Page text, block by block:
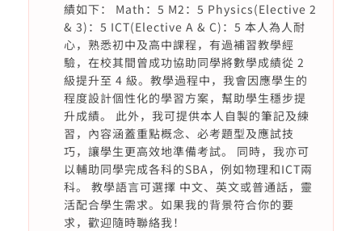
績如下： Math：5 M2：5 Physics(Elective 2
& 3)：5 ICT(Elective A & C)：5 本人為人耐
心，熟悉初中及高中課程，有過補習教學經
驗，在校其間曾成功協助同學將數學成績從 2
級提升至 4 級。教學過程中，我會因應學生的
程度設計個性化的學習方案，幫助學生穩步提
升成績。 此外，我可提供本人自製的筆記及練
習，內容涵蓋重點概念、必考題型及應試技
巧，讓學生更高效地準備考試。 同時，我亦可
以輔助同學完成各科的SBA，例如物理和ICT兩
科。 教學語言可選擇 中文、英文或普通話，靈
活配合學生需求。如果我的背景符合你的要
求，歡迎隨時聯絡我！